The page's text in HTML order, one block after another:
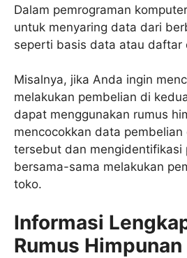
Dalam pemrograman
untuk menyaring data dari
seperti basis data atau daftar
Misalnya, jika Anda ingin
melakukan pembelian di
dapat menggunakan rumus
mencocokkan data
tersebut dan mengidentifikasi
bersama-sama melakukan
toko.
Informasi
Rumus